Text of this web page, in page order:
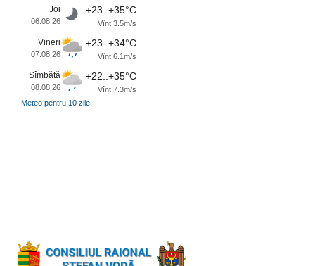
Joi
06.08.26
+23..+35°C
Vînt 3.5m/s
Vineri
07.08.26
+23..+34°C
Vînt 6.1m/s
Sîmbătă
08.08.26
+22..+35°C
Vînt 7.3m/s
Meteo pentru 10 zile